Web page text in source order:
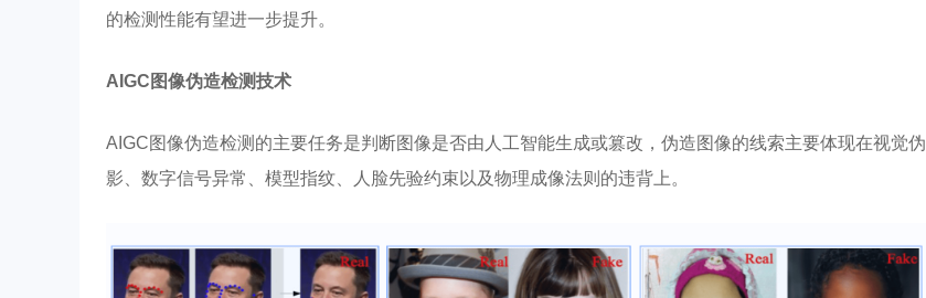
的检测性能有望进一步提升。
AIGC图像伪造检测技术
AIGC图像伪造检测的主要任务是判断图像是否由人工智能生成或篡改，伪造图像的线索主要体现在视觉伪
影、数字信号异常、模型指纹、人脸先验约束以及物理成像法则的违背上。